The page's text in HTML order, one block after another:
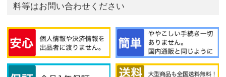
料等はお問い合わせください